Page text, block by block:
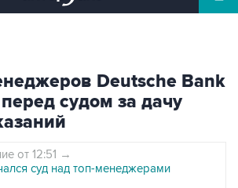
Deutsche Bank
судом за дачу
от 12:51 →
суд над топ-менеджерами